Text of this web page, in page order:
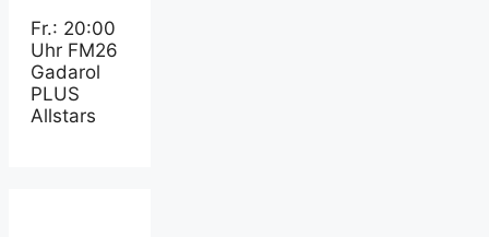
Fr.: 20:00
Uhr FM26
Gadarol
PLUS
Allstars